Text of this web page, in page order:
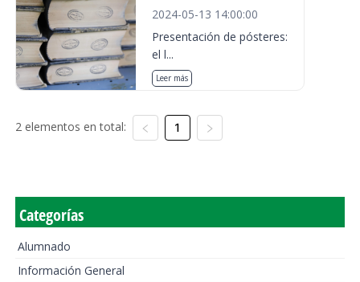
2024-05-13 14:00:00
Presentación de pósteres:
el l...
Leer más
2 elementos en total: 1
Categorías
Alumnado
Información General